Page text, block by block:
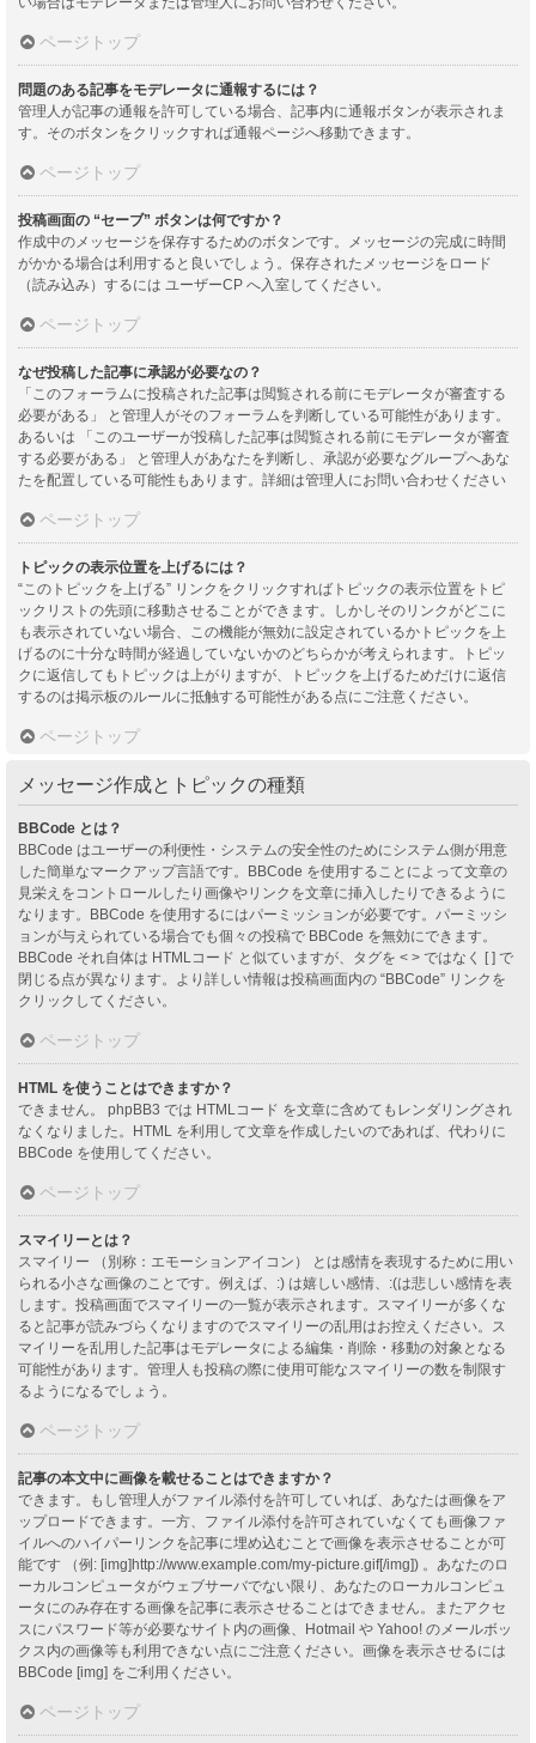
ページトップ
問題のある記事をモデレータに通報するには？
管理人が記事の通報を許可している場合、記事内に通報ボタンが表示されま
す。そのボタンをクリックすれば通報ページへ移動できます。
ページトップ
投稿画面の “セーブ” ボタンは何ですか？
作成中のメッセージを保存するためのボタンです。メッセージの完成に時間
がかかる場合は利用すると良いでしょう。保存されたメッセージをロード
（読み込み）するには ユーザーCP へ入室してください。
ページトップ
なぜ投稿した記事に承認が必要なの？
「このフォーラムに投稿された記事は閲覧される前にモデレータが審査する
必要がある」 と管理人がそのフォーラムを判断している可能性があります。
あるいは 「このユーザーが投稿した記事は閲覧される前にモデレータが審査
する必要がある」 と管理人があなたを判断し、承認が必要なグループへあな
たを配置している可能性もあります。詳細は管理人にお問い合わせください
ページトップ
トピックの表示位置を上げるには？
“このトピックを上げる” リンクをクリックすればトピックの表示位置をトピ
ックリストの先頭に移動させることができます。しかしそのリンクがどこに
も表示されていない場合、この機能が無効に設定されているかトピックを上
げるのに十分な時間が経過していないかのどちらかが考えられます。トピッ
クに返信してもトピックは上がりますが、トピックを上げるためだけに返信
するのは掲示板のルールに抵触する可能性がある点にご注意ください。
ページトップ
メッセージ作成とトピックの種類
BBCode とは？
BBCode はユーザーの利便性・システムの安全性のためにシステム側が用意
した簡単なマークアップ言語です。BBCode を使用することによって文章の
見栄えをコントロールしたり画像やリンクを文章に挿入したりできるように
なります。BBCode を使用するにはパーミッションが必要です。パーミッシ
ョンが与えられている場合でも個々の投稿で BBCode を無効にできます。
BBCode それ自体は HTMLコード と似ていますが、タグを < > ではなく [ ] で
閉じる点が異なります。より詳しい情報は投稿画面内の “BBCode” リンクを
クリックしてください。
ページトップ
HTML を使うことはできますか？
できません。 phpBB3 では HTMLコード を文章に含めてもレンダリングされ
なくなりました。HTML を利用して文章を作成したいのであれば、代わりに
BBCode を使用してください。
ページトップ
スマイリーとは？
スマイリー （別称：エモーションアイコン） とは感情を表現するために用い
られる小さな画像のことです。例えば、:) は嬉しい感情、:(は悲しい感情を表
します。投稿画面でスマイリーの一覧が表示されます。スマイリーが多くな
ると記事が読みづらくなりますのでスマイリーの乱用はお控えください。ス
マイリーを乱用した記事はモデレータによる編集・削除・移動の対象となる
可能性があります。管理人も投稿の際に使用可能なスマイリーの数を制限す
るようになるでしょう。
ページトップ
記事の本文中に画像を載せることはできますか？
できます。もし管理人がファイル添付を許可していれば、あなたは画像をア
ップロードできます。一方、ファイル添付を許可されていなくても画像ファ
イルへのハイパーリンクを記事に埋め込むことで画像を表示させることが可
能です （例: [img]http://www.example.com/my-picture.gif[/img]) 。あなたのロ
ーカルコンピュータがウェブサーバでない限り、あなたのローカルコンピュ
ータにのみ存在する画像を記事に表示させることはできません。またアクセ
スにパスワード等が必要なサイト内の画像、Hotmail や Yahoo! のメールボッ
クス内の画像等も利用できない点にご注意ください。画像を表示させるには
BBCode [img] をご利用ください。
ページトップ